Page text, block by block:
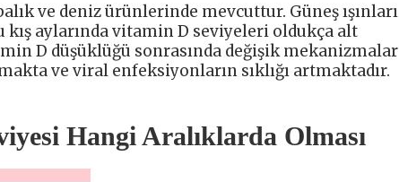
ve deniz ürünlerinde mevcuttur. Güneş ışınları
kış aylarında vitamin D seviyeleri oldukça alt
D düşüklüğü sonrasında değişik mekanizmalar
ve viral enfeksiyonların sıklığı artmaktadır.
Hangi Aralıklarda Olması